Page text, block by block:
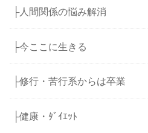
├人間関係の悩み解消
├今ここに生きる
├修行・苦行系からは卒業
├健康・ﾀﾞｲｴｯﾄ